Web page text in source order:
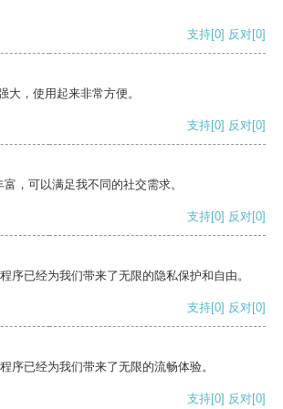
支持[0] 反对[0]
大，使用起来非常方便。
支持[0] 反对[0]
，可以满足我不同的社交需求。
支持[0] 反对[0]
序已经为我们带来了无限的隐私保护和自由。
支持[0] 反对[0]
序已经为我们带来了无限的流畅体验。
支持[0] 反对[0]